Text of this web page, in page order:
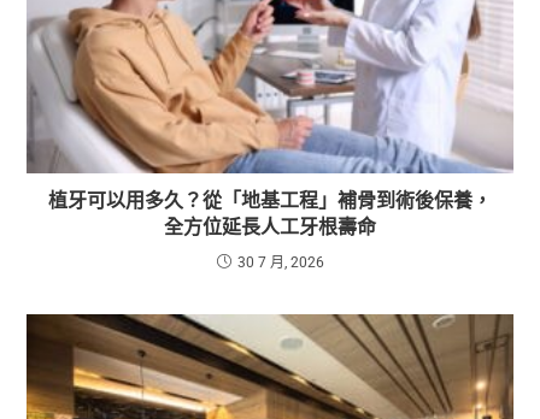
植牙可以用多久？從「地基工程」補骨到術後保養，
全方位延長人工牙根壽命
30 7 月, 2026